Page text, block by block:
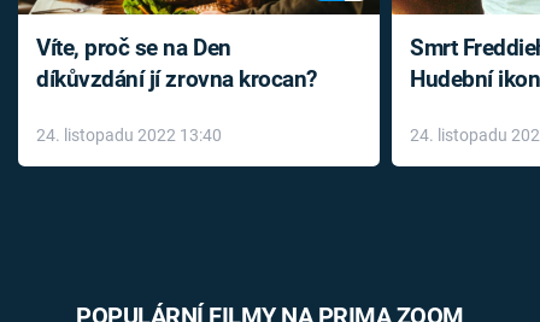
Víte, proč se na Den
díkůvzdání jí zrovna krocan?
24. listopadu 2022 13:40
Smrt
Hudební
léky
24. listopadu
POPULÁRNÍ FILMY NA PRIMA ZOOM